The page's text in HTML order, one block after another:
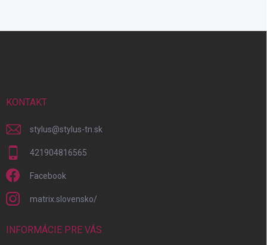
KONTAKT
stylus@stylus-tn.sk
421904816565
Facebook
matrix.slovensko/
INFORMÁCIE PRE VÁS